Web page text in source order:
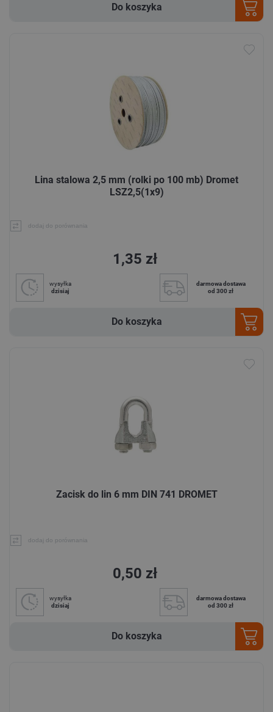
Do koszyka
Lina stalowa 2,5 mm (rolki po 100 mb) Dromet
LSZ2,5(1x9)
dodaj do porównania
1,35 zł
wysyłka
dzisiaj
darmowa dostawa
od 300 zł
Do koszyka
Zacisk do lin 6 mm DIN 741 DROMET
dodaj do porównania
0,50 zł
wysyłka
dzisiaj
darmowa dostawa
od 300 zł
Do koszyka